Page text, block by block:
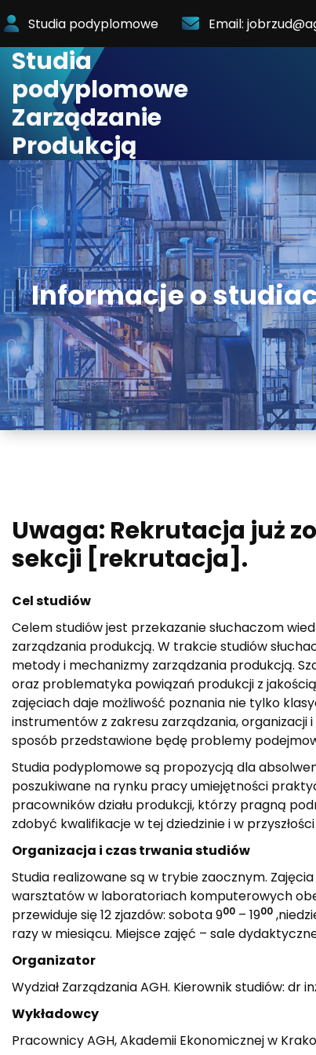
to
Content
Studia podyplomowe Email:
Studia
podyplomowe
Zarządzanie
Produkcją
Informacje o
Uwaga: Rekrutacja już
sekcji [rekrutacja].
Cel studiów
Celem studiów jest przekazanie słuchaczom
zarządzania produkcją. W trakcie studiów
metody i mechanizmy zarządzania produkcją.
oraz problematyka powiązań produkcji z
zajęciach daje możliwość poznania nie tylko
instrumentów z zakresu zarządzania,
sposób przedstawione będę problemy
Studia podyplomowe są propozycją dla
poszukiwane na rynku pracy umiejętności
pracowników działu produkcji, którzy pragną
zdobyć kwalifikacje w tej dziedzinie i w
Organizacja i czas trwania studiów
Studia realizowane są w trybie zaocznym.
warsztatów w laboratoriach komputerowych
przewiduje się 12 zjazdów: sobota 900 – 1900
razy w miesiącu. Miejsce zajęć – sale
Organizator
Wydział Zarządzania AGH. Kierownik studiów: dr
Wykładowcy
Pracownicy AGH, Akademii Ekonomicznej w